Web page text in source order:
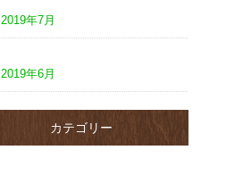
2019年7月
2019年6月
カテゴリー